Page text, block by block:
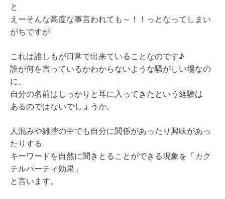
と
えーそんな高度な事言われても～！！っとなってしまい
がちですが
これは誰しもが日常で出来ていることなのです♪
誰が何を言っているかわからないような騒がしい場なの
に、
自分の名前はしっかりと耳に入ってきたという経験は
あるのではないでしょうか。
人混みや雑踏の中でも自分に関係があったり興味があっ
たりする
キーワードを自然に聞きとることができる現象を「カク
テルパーティ効果」
と言います。